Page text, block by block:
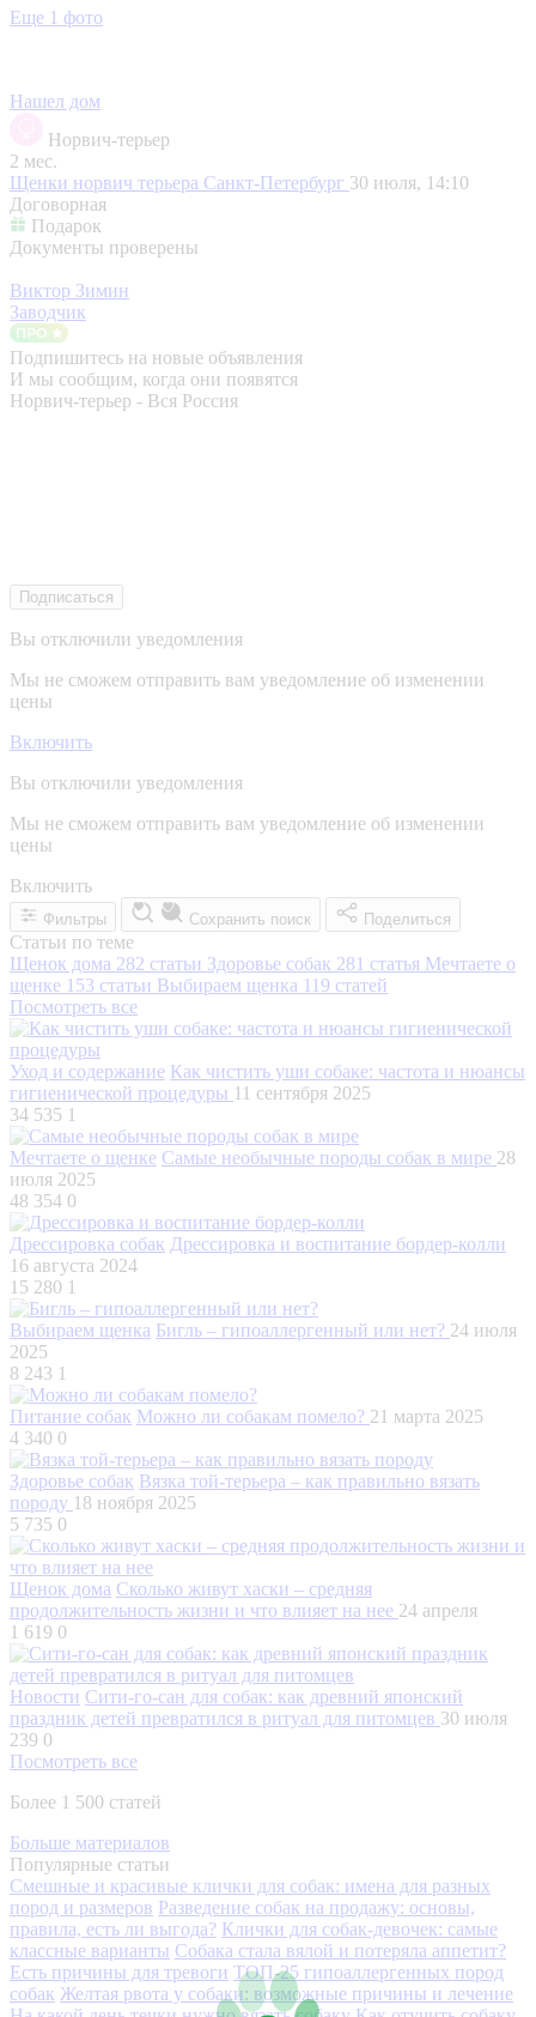
Еще 1 фото
Нашел дом
Норвич-терьер
2 мес.
Щенки норвич терьера Санкт-Петербург 30 июля, 14:10
Договорная
Подарок
Документы проверены
Виктор Зимин
Заводчик
Подпишитесь на новые объявления
И мы сообщим, когда они появятся
Норвич-терьер - Вся Россия
Подписаться
Вы отключили уведомления
Мы не сможем отправить вам уведомление об изменении
цены
Включить
Вы отключили уведомления
Мы не сможем отправить вам уведомление об изменении
цены
Включить
Фильтры Сохранить поиск Поделиться
Статьи по теме
Щенок дома 282 статьи Здоровье собак 281 статья Мечтаете о
щенке 153 статьи Выбираем щенка 119 статей
Посмотреть все
Уход и содержание Как чистить уши собаке: частота и нюансы
гигиенической процедуры 11 сентября 2025
34 535 1
Мечтаете о щенке Самые необычные породы собак в мире 28
июля 2025
48 354 0
Дрессировка собак Дрессировка и воспитание бордер-колли
16 августа 2024
15 280 1
Выбираем щенка Бигль – гипоаллергенный или нет? 24 июля
2025
8 243 1
Питание собак Можно ли собакам помело? 21 марта 2025
4 340 0
Здоровье собак Вязка той-терьера – как правильно вязать
породу 18 ноября 2025
5 735 0
Щенок дома Сколько живут хаски – средняя
продолжительность жизни и что влияет на нее 24 апреля
1 619 0
Новости Сити-го-сан для собак: как древний японский
праздник детей превратился в ритуал для питомцев 30 июля
239 0
Посмотреть все
Более 1 500 статей
Больше материалов
Популярные статьи
Смешные и красивые клички для собак: имена для разных
пород и размеров Разведение собак на продажу: основы,
правила, есть ли выгода? Клички для собак-девочек: самые
классные варианты Собака стала вялой и потеряла аппетит?
Есть причины для тревоги ТОП-25 гипоаллергенных пород
собак Желтая рвота у собаки: возможные причины и лечение